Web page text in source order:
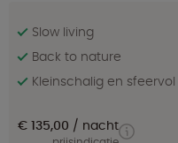
Slow living
Back to nature
Kleinschalig en sfeervol
€ 135,00 nacht